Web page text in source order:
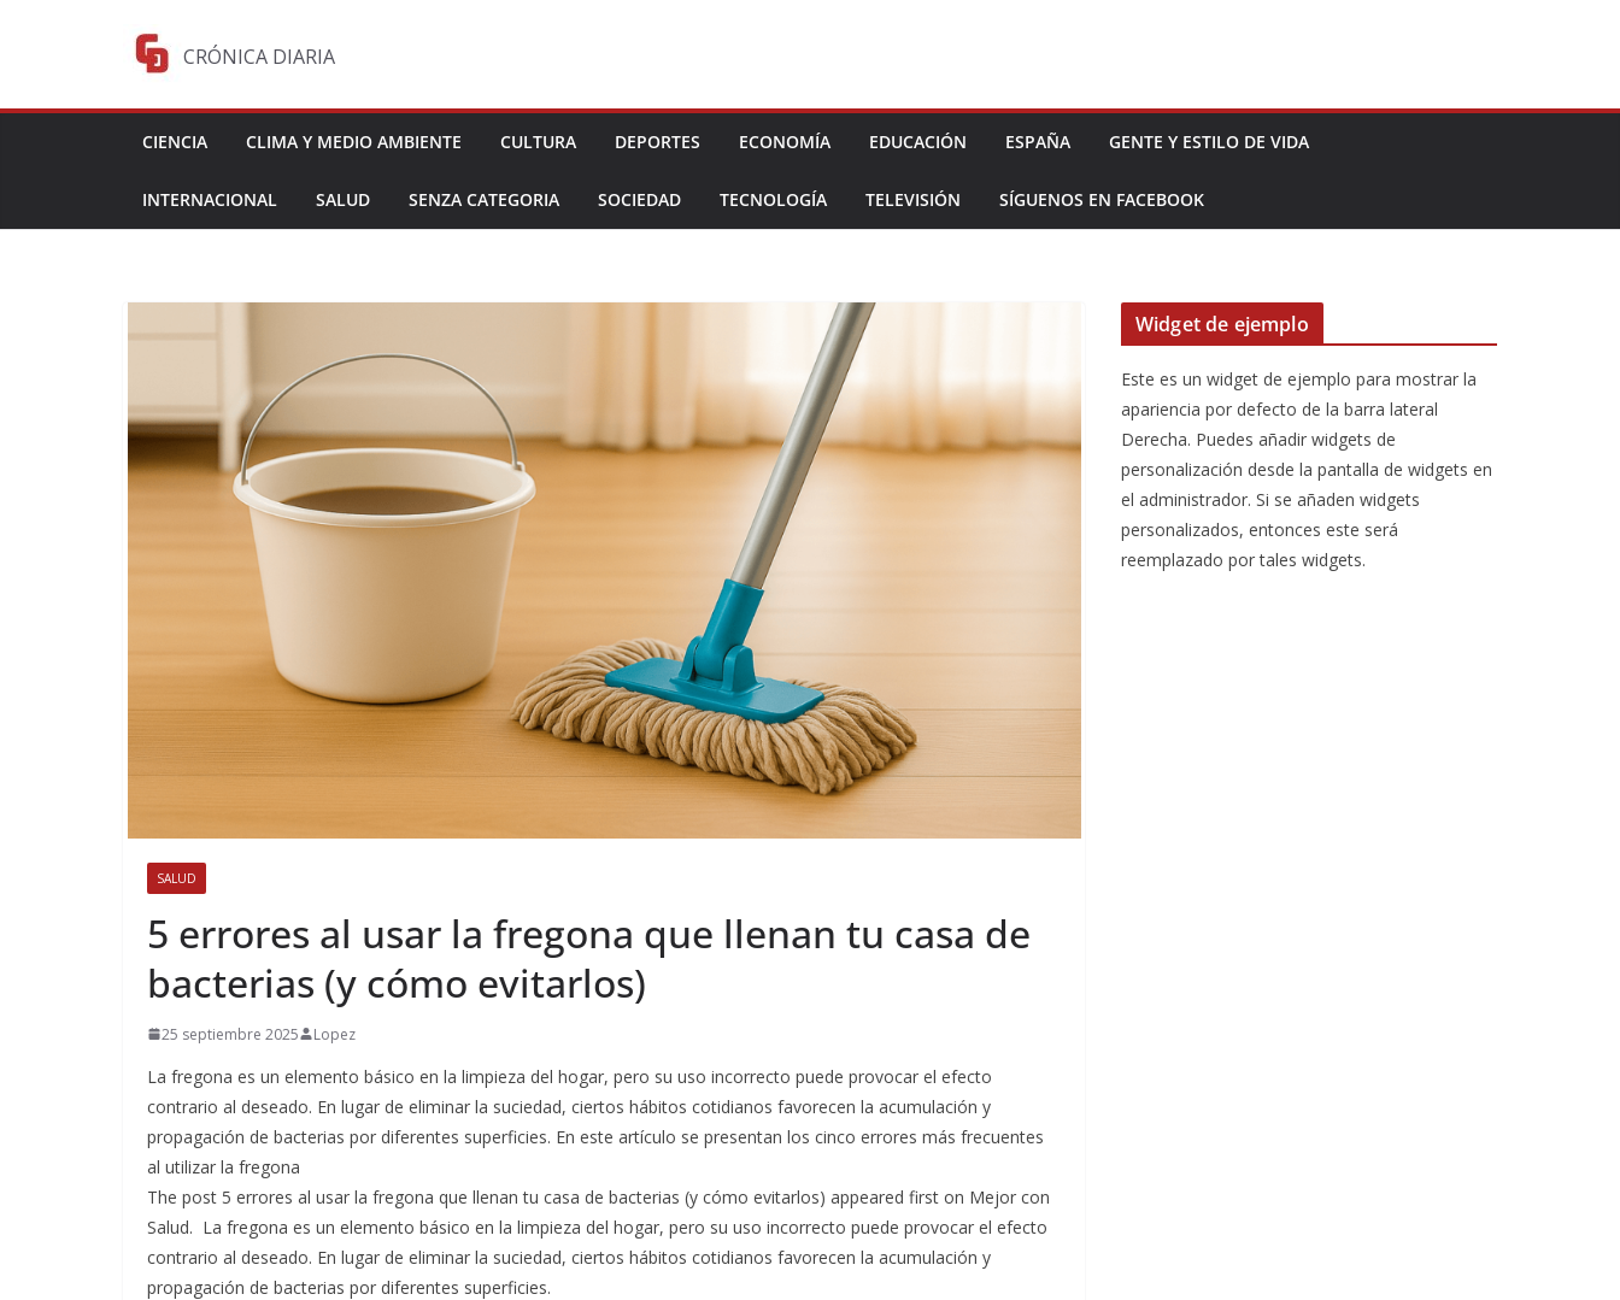
CRÓNICA DIARIA
CIENCIA CLIMA Y MEDIO AMBIENTE CULTURA DEPORTES ECONOMÍA EDUCACIÓN ESPAÑA GENTE Y ESTILO DE VIDA
INTERNACIONAL SALUD SENZA CATEGORIA SOCIEDAD TECNOLOGÍA TELEVISIÓN SÍGUENOS EN FACEBOOK
SALUD
5 errores al usar la fregona que llenan tu casa de
bacterias (y cómo evitarlos)
25 septiembre 2025 Lopez
La fregona es un elemento básico en la limpieza del hogar, pero su uso incorrecto puede provocar el efecto
contrario al deseado. En lugar de eliminar la suciedad, ciertos hábitos cotidianos favorecen la acumulación y
propagación de bacterias por diferentes superficies. En este artículo se presentan los cinco errores más frecuentes
al utilizar la fregona
The post 5 errores al usar la fregona que llenan tu casa de bacterias (y cómo evitarlos) appeared first on Mejor con
Salud. La fregona es un elemento básico en la limpieza del hogar, pero su uso incorrecto puede provocar el efecto
contrario al deseado. En lugar de eliminar la suciedad, ciertos hábitos cotidianos favorecen la acumulación y
propagación de bacterias por diferentes superficies.
Widget de ejemplo
Este es un widget de ejemplo para mostrar la
apariencia por defecto de la barra lateral
Derecha. Puedes añadir widgets de
personalización desde la pantalla de widgets en
el administrador. Si se añaden widgets
personalizados, entonces este será
reemplazado por tales widgets.